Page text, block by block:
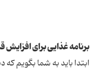
برنامه غذایی برای افزایش
ابتدا باید به شما بگویم که